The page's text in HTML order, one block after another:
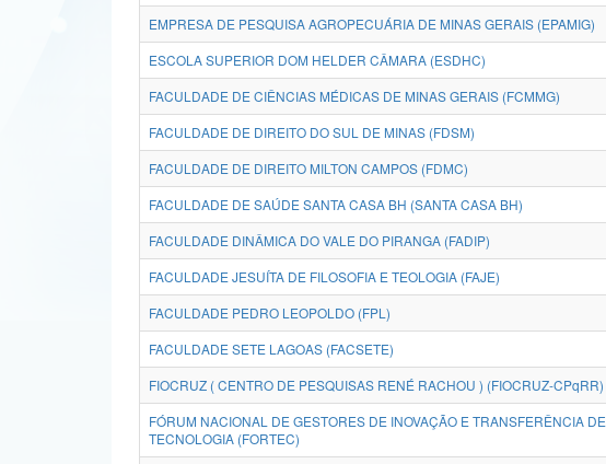
EMPRESA DE PESQUISA AGROPECUÁRIA DE MINAS GERAIS (EPAMIG)
ESCOLA SUPERIOR DOM HELDER CÂMARA (ESDHC)
FACULDADE DE CIÊNCIAS MÉDICAS DE MINAS GERAIS (FCMMG)
FACULDADE DE DIREITO DO SUL DE MINAS (FDSM)
FACULDADE DE DIREITO MILTON CAMPOS (FDMC)
FACULDADE DE SAÚDE SANTA CASA BH (SANTA CASA BH)
FACULDADE DINÂMICA DO VALE DO PIRANGA (FADIP)
FACULDADE JESUÍTA DE FILOSOFIA E TEOLOGIA (FAJE)
FACULDADE PEDRO LEOPOLDO (FPL)
FACULDADE SETE LAGOAS (FACSETE)
FIOCRUZ ( CENTRO DE PESQUISAS RENÉ RACHOU ) (FIOCRUZ-CPqRR)
FÓRUM NACIONAL DE GESTORES DE INOVAÇÃO E TRANSFERÊNCIA DE
TECNOLOGIA (FORTEC)